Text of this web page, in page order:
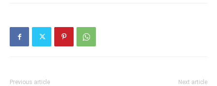
Previous article Next article